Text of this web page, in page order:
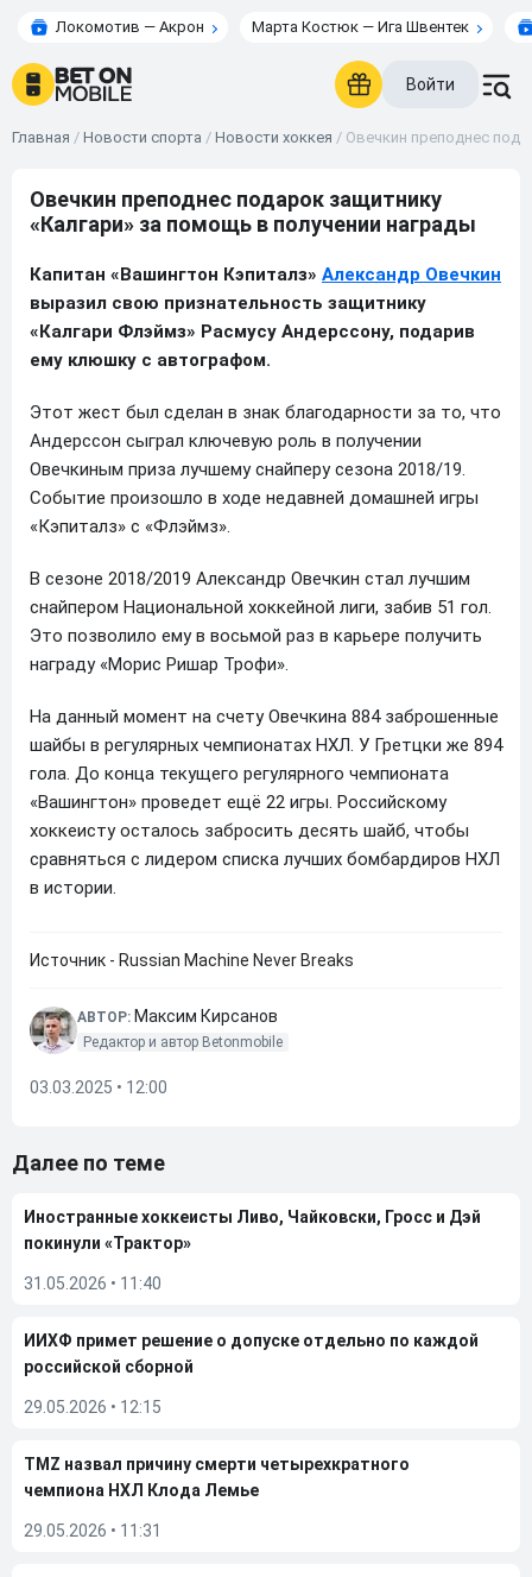
Локомотив — Акрон Марта Костюк — Ига Швентек
Войти
Главная / Новости спорта / Новости хоккея / Овечкин преподнес
Овечкин преподнес подарок защитнику
«Калгари» за помощь в получении награды
Капитан «Вашингтон Кэпиталз» Александр Овечкин
выразил свою признательность защитнику
«Калгари Флэймз» Расмусу Андерссону, подарив
ему клюшку с автографом.
Этот жест был сделан в знак благодарности за то, что
Андерссон сыграл ключевую роль в получении
Овечкиным приза лучшему снайперу сезона 2018/19.
Событие произошло в ходе недавней домашней игры
«Кэпиталз» с «Флэймз».
В сезоне 2018/2019 Александр Овечкин стал лучшим
снайпером Национальной хоккейной лиги, забив 51 гол.
Это позволило ему в восьмой раз в карьере получить
награду «Морис Ришар Трофи».
На данный момент на счету Овечкина 884 заброшенные
шайбы в регулярных чемпионатах НХЛ. У Гретцки же 894
гола. До конца текущего регулярного чемпионата
«Вашингтон» проведет ещё 22 игры. Российскому
хоккеисту осталось забросить десять шайб, чтобы
сравняться с лидером списка лучших бомбардиров НХЛ
в истории.
Источник - Russian Machine Never Breaks
АВТОР: Максим Кирсанов
Редактор и автор Betonmobile
03.03.2025 • 12:00
Далее по теме
Иностранные хоккеисты Ливо, Чайковски, Гросс и Дэй
покинули «Трактор»
31.05.2026 • 11:40
ИИХФ примет решение о допуске отдельно по каждой
российской сборной
29.05.2026 • 12:15
TMZ назвал причину смерти четырехкратного
чемпиона НХЛ Клода Лемье
29.05.2026 • 11:31